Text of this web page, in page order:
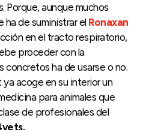
Porque, aunque muchos
ha de suministrar el Ronaxan
en el tracto respiratorio,
proceder con la
ha de usarse o no.
acoge en su interior un
para animales que
de profesionales del